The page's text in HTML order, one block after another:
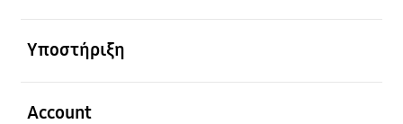
Υποστήριξη
Account